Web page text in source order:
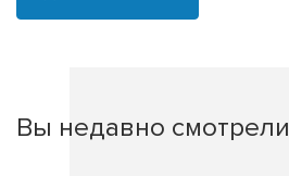
Вы недавно смотрели